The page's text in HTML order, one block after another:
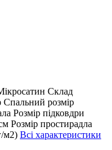
Склад
Спальний розмір
Розмір підковдри
Розмір простирадла
м2) Всі характеристики